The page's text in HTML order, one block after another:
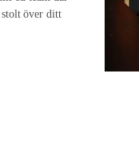
stolt över ditt